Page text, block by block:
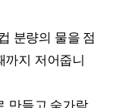
분량의 물을 점
까지 저어줍니